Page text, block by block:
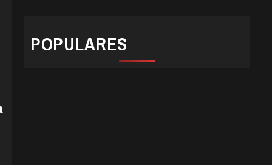
POPULARES